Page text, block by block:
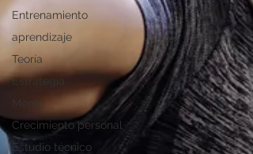
Entrenamiento
aprendizaje
Teoría
Estrategia
Mente
Crecimiento personal
Estudio técnico